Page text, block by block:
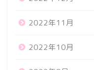
2022年11月
2022年10月